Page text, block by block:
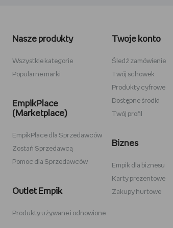
Antyramy
Tablety dla dzieci
Zestawy do szkicowania
Sodastream
Nasze produkty
Wszystkie kategorie
Popularne marki
EmpikPlace
(Marketplace)
EmpikPlace dla Sprzedawców
Zostań Sprzedawcą
Pomoc dla Sprzedawców
Outlet Empik
Produkty używane i odnowione
Twoje konto
Śledź zamówienie
Twój schowek
Produkty cyfrowe
Dostępne środki
Twój profil
Biznes
Empik dla biznesu
Karty prezentowe
Zakupy hurtowe